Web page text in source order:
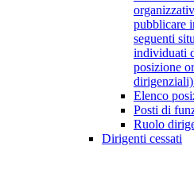
pubblicare
seguenti
individuati
posizione
dirigenziali)
Elenco
Posti di
Ruolo
Dirigenti cessati